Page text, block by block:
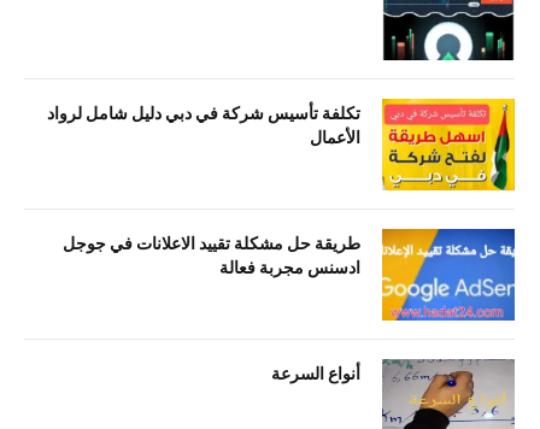
تكلفة تأسيس شركة في دبي دليل شامل لرواد
الأعمال
طريقة حل مشكلة تقييد الاعلانات في جوجل
ادسنس مجربة فعالة
أنواع السرعة